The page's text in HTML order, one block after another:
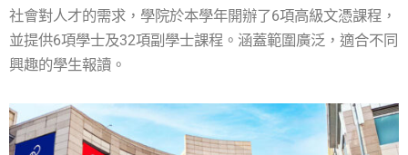
社會對人才的需求，學院於本學年開辦了6項高級文憑課程，
並提供6項學士及32項副學士課程。涵蓋範圍廣泛，適合不同
興趣的學生報讀。